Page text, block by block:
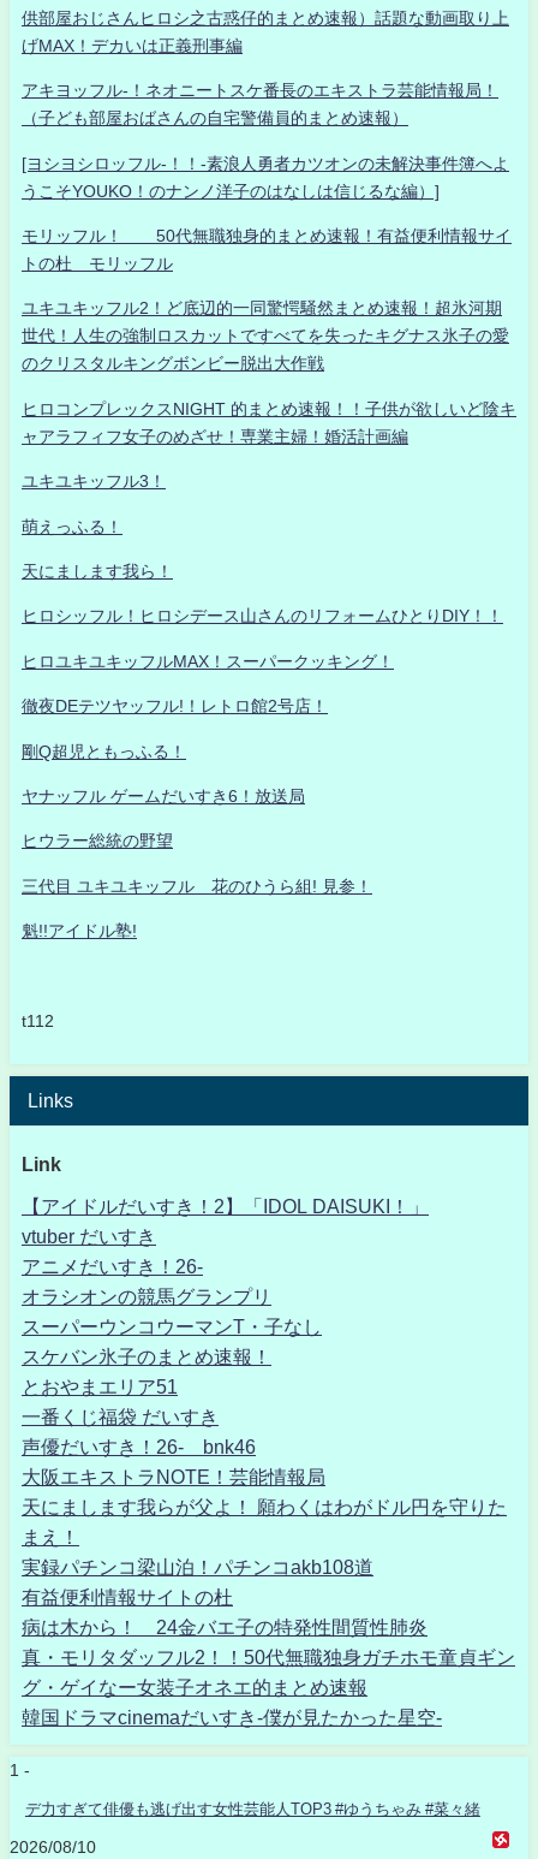
供部屋おじさんヒロシ之古惑仔的まとめ速報）話題な動画取り上
げMAX！デカいは正義刑事編
アキヨッフル-！ネオニートスケ番長のエキストラ芸能情報局！
（子ども部屋おばさんの自宅警備員的まとめ速報）
[ヨシヨシロッフル-！！-素浪人勇者カツオンの未解決事件簿へよ
うこそYOUKO！のナンノ洋子のはなしは信じるな編）]
モリッフル！ 50代無職独身的まとめ速報！有益便利情報サイ
トの杜 モリッフル
ユキユキッフル2！ど底辺的一同驚愕騒然まとめ速報！超氷河期
世代！人生の強制ロスカットですべてを失ったキグナス氷子の愛
のクリスタルキングボンビー脱出大作戦
ヒロコンプレックスNIGHT 的まとめ速報！！子供が欲しいど陰キ
ャアラフィフ女子のめざせ！専業主婦！婚活計画編
ユキユキッフル3！
萌えっふる！
天にまします我ら！
ヒロシッフル！ヒロシデース山さんのリフォームひとりDIY！！
ヒロユキユキッフルMAX！スーパークッキング！
徹夜DEテツヤッフル!！レトロ館2号店！
剛Q超児ともっふる！
ヤナッフル ゲームだいすき6！放送局
ヒウラー総統の野望
三代目 ユキユキッフル 花のひうら組! 見参！
魁!!アイドル塾!
t112
Links
Link
【アイドルだいすき！2】「IDOL DAISUKI！」
vtuber だいすき
アニメだいすき！26-
オラシオンの競馬グランプリ
スーパーウンコウーマンT・子なし
スケバン氷子のまとめ速報！
とおやまエリア51
一番くじ福袋 だいすき
声優だいすき！26- bnk46
大阪エキストラNOTE！芸能情報局
天にまします我らが父よ！ 願わくはわがドル円を守りた
まえ！
実録パチンコ梁山泊！パチンコakb108道
有益便利情報サイトの杜
病は木から！ 24金バエ子の特発性間質性肺炎
真・モリタダッフル2！！50代無職独身ガチホモ童貞ギン
グ・ゲイなー女装子オネエ的まとめ速報
韓国ドラマcinemaだいすき-僕が見たかった星空-
1 -
デ力すぎて俳優も逃げ出す女性芸能人TOP3 #ゆうちゃみ #菜々緒
2026/08/10